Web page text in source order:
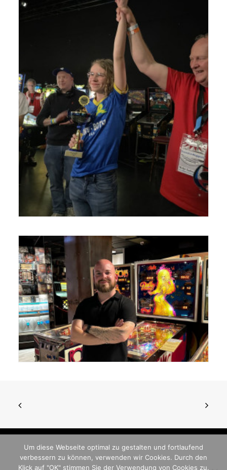
© 2026 German Pinball Association
Um diese Webseite optimal zu gestalten und fortlaufend
verbessern zu können, verwenden wir Cookies. Durch den
Klick auf "OK" stimmen Sie der Verwendung von Cookies zu.